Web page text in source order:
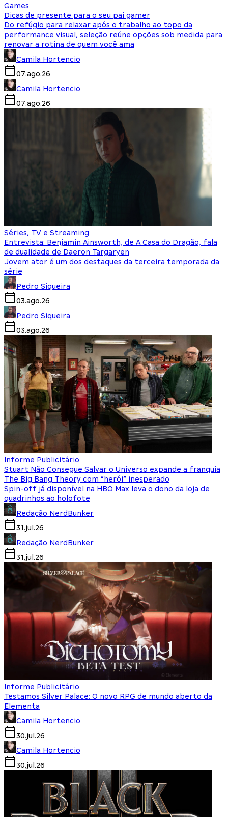
Games
Dicas de presente para o seu pai gamer
Do refúgio para relaxar após o trabalho ao topo da
performance visual, seleção reúne opções sob medida para
renovar a rotina de quem você ama
Camila Hortencio
07.ago.26
Camila Hortencio
07.ago.26
Séries, TV e Streaming
Entrevista: Benjamin Ainsworth, de A Casa do Dragão, fala
de dualidade de Daeron Targaryen
Jovem ator é um dos destaques da terceira temporada da
série
Pedro Siqueira
03.ago.26
Pedro Siqueira
03.ago.26
Informe Publicitário
Stuart Não Consegue Salvar o Universo expande a franquia
The Big Bang Theory com “herói” inesperado
Spin-off já disponível na HBO Max leva o dono da loja de
quadrinhos ao holofote
Redação NerdBunker
31.jul.26
Redação NerdBunker
31.jul.26
Informe Publicitário
Testamos Silver Palace: O novo RPG de mundo aberto da
Elementa
Camila Hortencio
30.jul.26
Camila Hortencio
30.jul.26